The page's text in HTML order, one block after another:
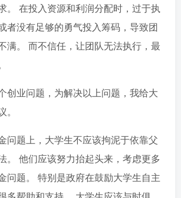
。 在投入资源和利润分配时，过于执
者没有足够的勇气投入筹码，导致团
满。 而不信任，让团队无法执行，最
创业问题，为解决以上问题，我给大
问题上，大学生不应该拘泥于依靠父
。 他们应该努力抬起头来，考虑更多
问题。 特别是政府在鼓励大学生自主